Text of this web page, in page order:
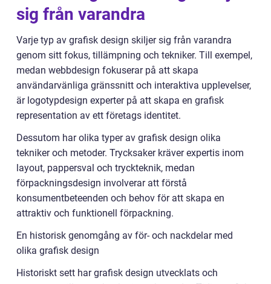
sig från varandra
Varje typ av grafisk design skiljer sig från varandra
genom sitt fokus, tillämpning och tekniker. Till exempel,
medan webbdesign fokuserar på att skapa
användarvänliga gränssnitt och interaktiva upplevelser,
är logotypdesign experter på att skapa en grafisk
representation av ett företags identitet.
Dessutom har olika typer av grafisk design olika
tekniker och metoder. Trycksaker kräver expertis inom
layout, pappersval och tryckteknik, medan
förpackningsdesign involverar att förstå
konsumentbeteenden och behov för att skapa en
attraktiv och funktionell förpackning.
En historisk genomgång av för- och nackdelar med
olika grafisk design
Historiskt sett har grafisk design utvecklats och